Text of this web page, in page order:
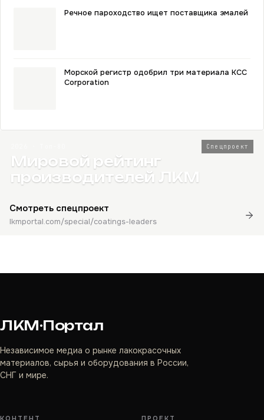
Речное пароходство ищет поставщика эмалей
Морской регистр одобрил три материала KCC
Corporation
Спецпроект
Мировой рейтинг
производителей ЛКМ
Смотреть спецпроект
lkmportal.com/special/coatings-leaders
ЛКМ·Портал
Независимое медиа о рынке лакокрасочных
материалов, сырья и оборудования в России,
СНГ и мире.
КОНТЕНТ ПРОЕКТ